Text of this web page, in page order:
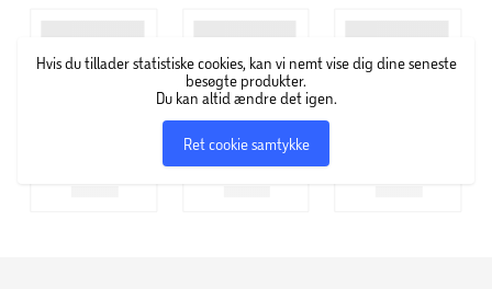
Hvis du tillader statistiske cookies, kan vi nemt vise dig dine seneste
besøgte produkter.
Du kan altid ændre det igen.
Ret cookie samtykke